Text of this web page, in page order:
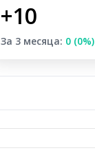
+10
За 3 месяца: 0 (0%)